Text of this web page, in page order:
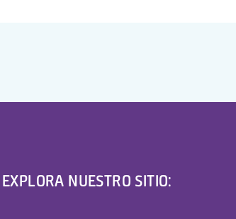
EXPLORA NUESTRO SITIO: